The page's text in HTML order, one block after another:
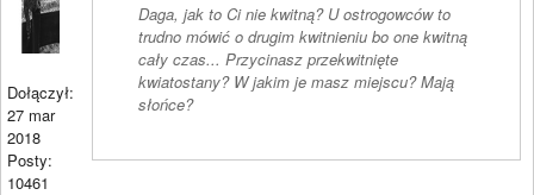
Dołączył:
27 mar
2018
Posty:
10461
Daga, jak to Ci nie kwitną? U ostrogowców to
trudno mówić o drugim kwitnieniu bo one kwitną
cały czas... Przycinasz przekwitnięte
kwiatostany? W jakim je masz miejscu? Mają
słońce?